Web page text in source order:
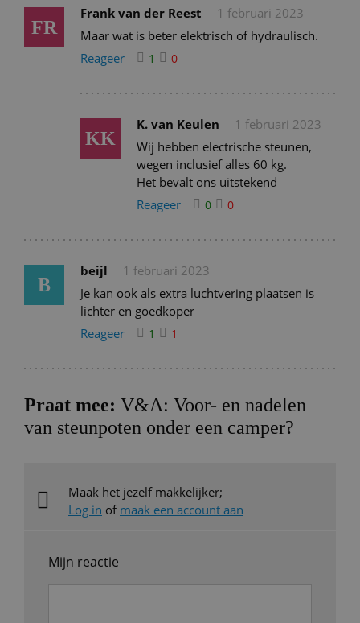
FR
Frank van der Reest
1 februari 2023
Maar wat is beter elektrisch of hydraulisch.
Reageer
1 0
KK
K. van Keulen
1 februari 2023
Wij hebben electrische steunen,
wegen inclusief alles 60 kg.
Het bevalt ons uitstekend
Reageer
0 0
B
beijl
1 februari 2023
Je kan ook als extra luchtvering plaatsen is
lichter en goedkoper
Reageer
1 1
Praat mee: V&A: Voor- en nadelen
van steunpoten onder een camper?
Maak het jezelf makkelijker;
Log in of maak een account aan
Mijn reactie